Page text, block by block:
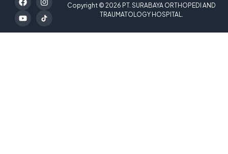
Copyright © 2026 PT. SURABAYA ORTHOPEDI AND
TRAUMATOLOGY HOSPITAL.